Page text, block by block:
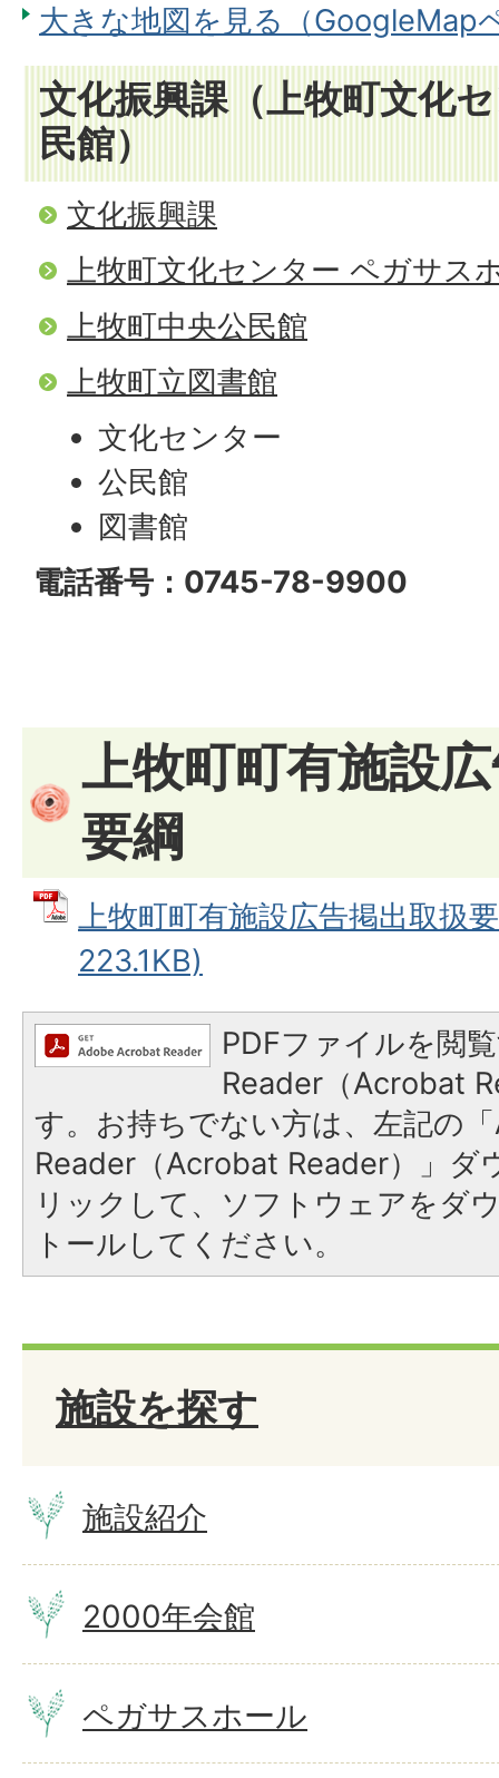
大きな地図を見る（GoogleMap
文化振興課（上牧町文化
民館）
文化振興課
上牧町文化センター ペガサス
上牧町中央公民館
上牧町立図書館
文化センター
公民館
図書館
電話番号：0745-78-9900
上牧町町有施設
要綱
上牧町町有施設広告掲出取扱
223.1KB)
PDFファイルを閲
Reader（Acrobat
す。お持ちでない方は、左記の
Reader（Acrobat Reader）」ダ
リックして、ソフトウェアをダ
トールしてください。
施設を探す
施設紹介
2000年会館
ペガサスホール